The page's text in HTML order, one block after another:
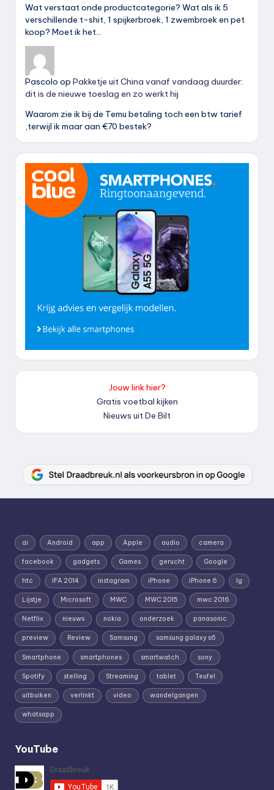
Wat verstaat onde productcategorie? Wat als ik 5
verschillende t-shit, 1 spijkerbroek, 1 zwembroek en pet
koop? Moet ik het…
Pascolo op Pakketje uit China vanaf vandaag duurder:
dit is de nieuwe toeslag en zo werkt hij
Waarom zie ik bij de Temu betaling toch een btw tarief
,terwijl ik maar aan €70 bestek?
Jouw link hier?
Gratis voetbal kijken
Nieuws uit De Bilt
ai Android app Apple audio camera
facebook gadgets Games gerucht Google
htc IFA 2014 instagram iPhone iPhone 6 lg
Lijstje Microsoft MWC MWC 2015 mwc 2016
Netflix nieuws nokia onderzoek panasonic
preview Review Samsung samsung galaxy s6
Smartphone smartphones smartwatch sony
Spotify stelling Streaming tablet Teufel
uitbuiken verlinkt video wandelgangen
whatsapp
YouTube